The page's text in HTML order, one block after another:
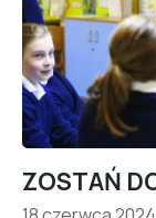
ZOSTAŃ